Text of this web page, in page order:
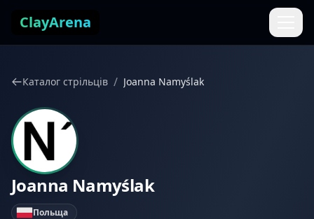
ClayArena
Каталог стрільців / Joanna Namyślak
Joanna Namyślak
Польща